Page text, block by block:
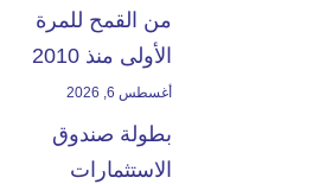
من القمح للمرة
الأولى منذ 2010
أغسطس 6, 2026
بطولة صندوق
الاستثمارات